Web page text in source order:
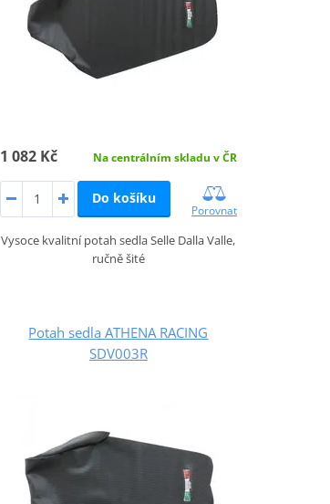
1 082 Kč Na centrálním skladu v ČR
Do košíku
Porovnat
Vysoce kvalitní potah sedla Selle Dalla Valle,
ručně šité
Potah sedla ATHENA RACING
SDV003R